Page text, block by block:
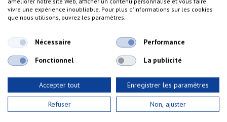
vivre une expérience inoubliable. Pour plus d'informations sur les cookies
que nous utilisons, ouvrez les paramètres.
Nécessaire
Performance
Fonctionnel
La publicité
Accepter tout Enregistrer les paramètres
Refuser Non, ajuster